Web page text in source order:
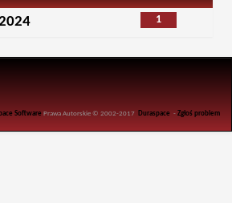
1
Software Prawa Autorskie © 2002-2017 Duraspace -Zgłoś problem